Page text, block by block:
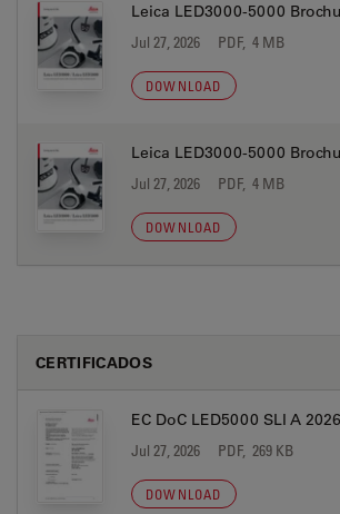
Leica LED3000-5000
Jul 27, 2026 PDF, 4 MB
DOWNLOAD
Leica LED3000-5000
Jul 27, 2026 PDF, 4 MB
DOWNLOAD
CERTIFICADOS
EC DoC LED5000 SLI A
Jul 27, 2026 PDF, 269 KB
DOWNLOAD